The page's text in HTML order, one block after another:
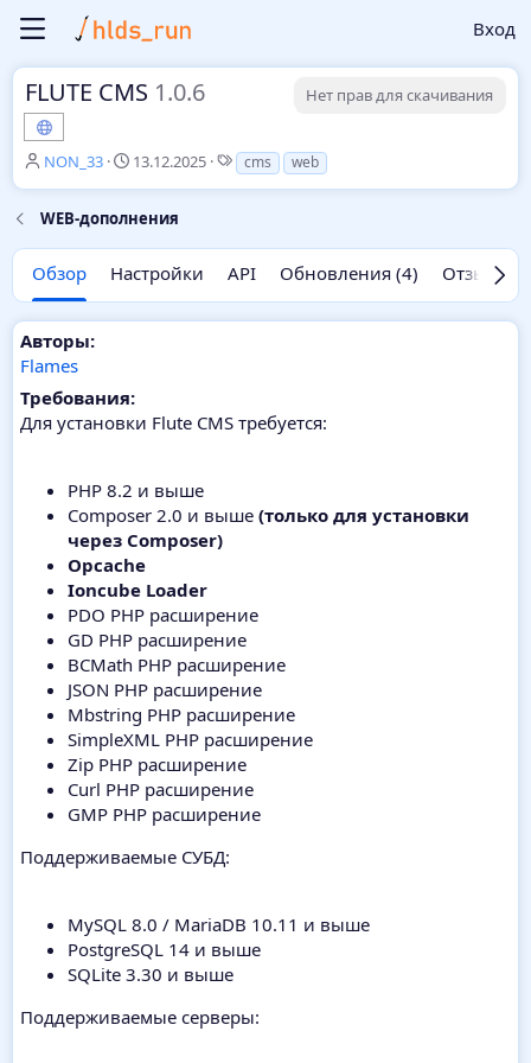
Вход
FLUTE CMS 1.0.6 Нет прав для скачивания
А
о
р
NON_33
Д
а
с
о
д
я
13.12.2025
Т
е
cms web
WEB-дополнения
Обзор Настройки API Обновления (4) Отзывы
Авторы:
Flames
Требования:
Для установки Flute CMS требуется:
PHP 8.2 и выше
Composer 2.0 и выше (только для установки
через Composer)
Opcache
Ioncube Loader
PDO PHP расширение
GD PHP расширение
BCMath PHP расширение
JSON PHP расширение
Mbstring PHP расширение
SimpleXML PHP расширение
Zip PHP расширение
Curl PHP расширение
GMP PHP расширение
Поддерживаемые СУБД:
MySQL 8.0 / MariaDB 10.11 и выше
PostgreSQL 14 и выше
SQLite 3.30 и выше
Поддерживаемые серверы: